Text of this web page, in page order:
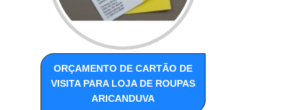
ORÇAMENTO DE CARTÃO DE
VISITA PARA LOJA DE ROUPAS
ARICANDUVA